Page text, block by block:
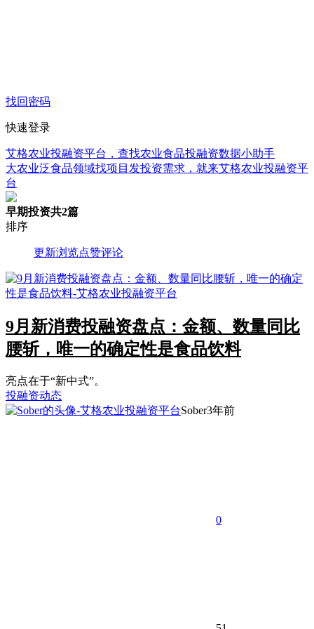
找回密码
快速登录
艾格农业投融资平台，查找农业食品投融资数据小助手
大农业泛食品领域找项目发投资需求，就来艾格农业投融资平
台
早期投资共2篇
排序
更新浏览点赞评论
9月新消费投融资盘点：金额、数量同比
腰斩，唯一的确定性是食品饮料
亮点在于“新中式”。
投融资动态
Sober3年前
0